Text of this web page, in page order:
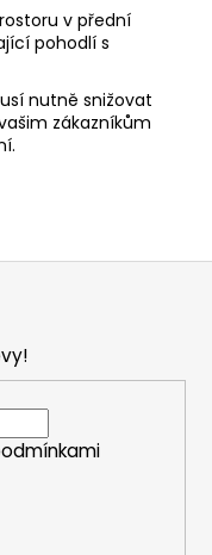
v přední
pohodlí s
nutně snižovat
zákazníkům